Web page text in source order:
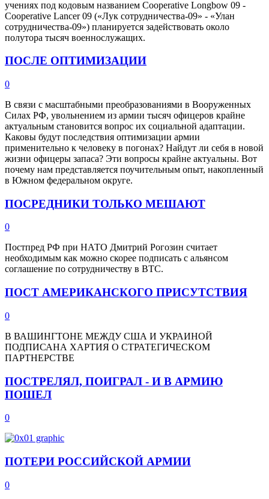
учениях под кодовым названием Cooperative Longbow 09 -
Cooperative Lancer 09 («Лук сотрудничества-09» - «Улан
сотрудничества-09») планируется задействовать около
полутора тысяч военнослужащих.
ПОСЛЕ ОПТИМИЗАЦИИ
0
В связи с масштабными преобразованиями в Вооруженных
Силах РФ, увольнением из армии тысяч офицеров крайне
актуальным становится вопрос их социальной адаптации.
Каковы будут последствия оптимизации армии
применительно к человеку в погонах? Найдут ли себя в новой
жизни офицеры запаса? Эти вопросы крайне актуальны. Вот
почему нам представляется поучительным опыт, накопленный
в Южном федеральном округе.
ПОСРЕДНИКИ ТОЛЬКО МЕШАЮТ
0
Постпред РФ при НАТО Дмитрий Рогозин считает
необходимым как можно скорее подписать с альянсом
соглашение по сотрудничеству в ВТС.
ПОСТ АМЕРИКАНСКОГО ПРИСУТСТВИЯ
0
В ВАШИНГТОНЕ МЕЖДУ США И УКРАИНОЙ
ПОДПИСАНА ХАРТИЯ О СТРАТЕГИЧЕСКОМ
ПАРТНЕРСТВЕ
ПОСТРЕЛЯЛ, ПОИГРАЛ - И В АРМИЮ
ПОШЕЛ
0
ПОТЕРИ РОССИЙСКОЙ АРМИИ
0